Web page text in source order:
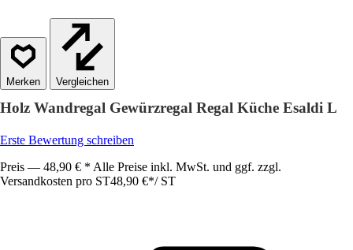
Vergleichen
Holz Wandregal Gewürzregal Regal Küche Esaldi L
Erste Bewertung schreiben
Preis — 48,90 € * Alle Preise inkl. MwSt. und ggf. zzgl.
Versandkosten pro ST48,90 €*/ ST